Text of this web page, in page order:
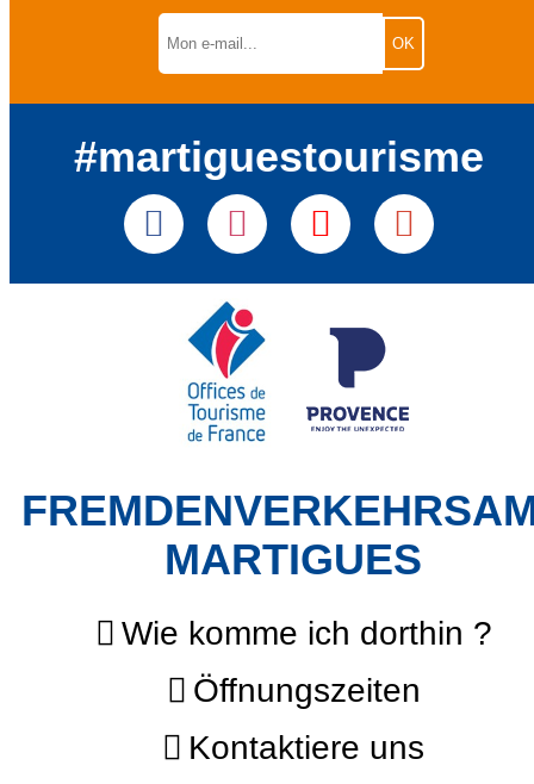
#martiguestourisme
MARTIGUES
Wie komme ich dorthin ?
Öffnungszeiten
Kontaktiere uns